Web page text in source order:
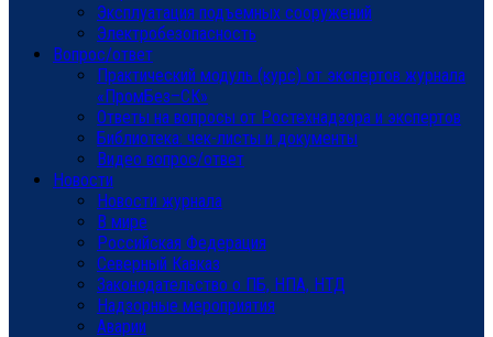
Эксплуатация подъемных сооружений
Электробезопасность
Вопрос/ответ
Практический модуль (курс) от экспертов журнала
«ПромБез–СК»
Ответы на вопросы от Ростехнадзора и экспертов
Библиотека: чек-листы и документы
Видео вопрос/ответ
Новости
Новости журнала
В мире
Российская Федерация
Северный Кавказ
Законодательство о ПБ, НПА, НТД
Надзорные мероприятия
Аварии